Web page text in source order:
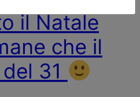
il Natale
che il
31